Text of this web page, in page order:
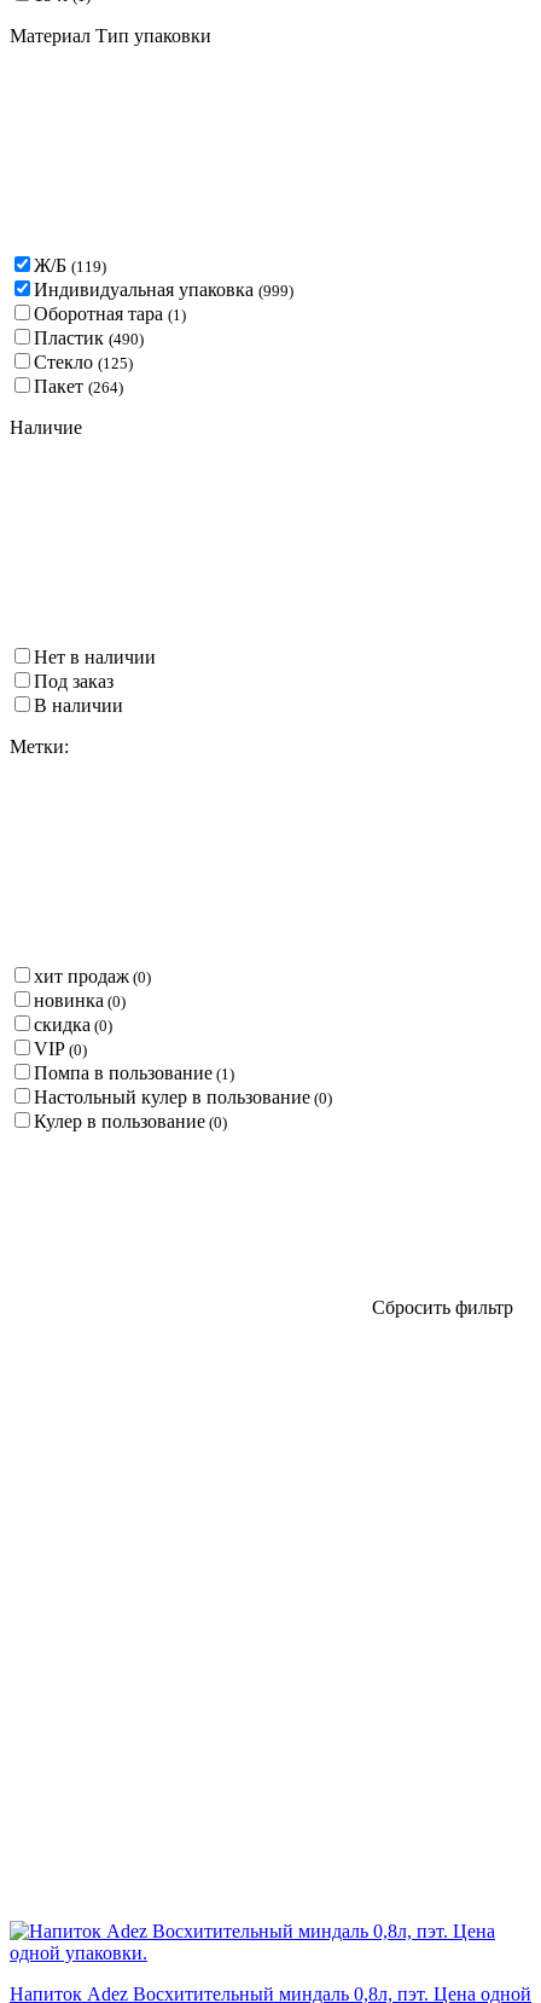
Материал Тип упаковки
Ж/Б (119)
Индивидуальная упаковка (999)
Оборотная тара (1 )
Пластик (490)
Стекло (125)
Пакет (264)
Наличие
Нет в наличии
Под заказ
В наличии
Метки:
хит продаж (0)
новинка (0)
скидка (0)
VIP (0)
Помпа в пользование (1 )
Настольный кулер в пользование (0)
Кулер в пользование (0)
Сбросить фильтр
Напиток Adez Восхитительный миндаль 0,8л, пэт. Цена одной